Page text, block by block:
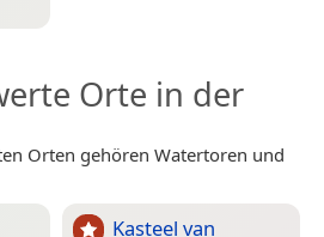
Orte in der
Orten gehören Watertoren und
Kasteel van